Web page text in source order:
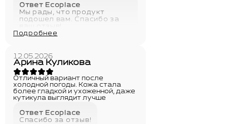
Ответ Ecoplace
Мы рады, что продукт
подошел вам. Спасибо за
29.05.2026
Подробнее
12.05.2026
Арина Куликова
Отличный вариант после
холодной погоды. Кожа стала
более гладкой и ухоженной, даже
кутикула выглядит лучше
Ответ Ecoplace
Спасибо за отзыв!